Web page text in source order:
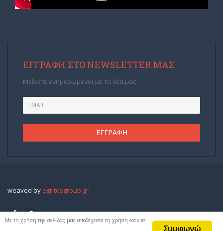
ΕΓΓΡΑΦΉ ΣΤΟ NEWSLETTER ΜΑΣ
Μείνετε ενημερωμένοι με τα νέα μας
weaved by egritosgroup.gr
Συμφωνώ
Με τη χρήση της σελίδας μας αποδέχεστε τη χρήση cookies.